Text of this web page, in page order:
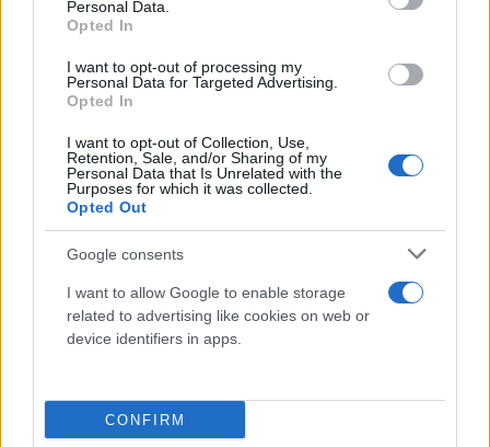
Personal Data.
Opted In
I want to opt-out of processing my
Personal Data for Targeted Advertising.
Opted In
I want to opt-out of Collection, Use,
Retention, Sale, and/or Sharing of my
Personal Data that Is Unrelated with the
Purposes for which it was collected.
Opted Out
Google consents
I want to allow Google to enable storage
related to advertising like cookies on web or
device identifiers in apps.
CONFIRM
Η Δυτική Αττική μετρά τις πληγές της -
Αγώνας για αποκατάσταση μετά τη φωτιά
σε Πόρτο Γερμενό, Ψάθα
08.08.2026